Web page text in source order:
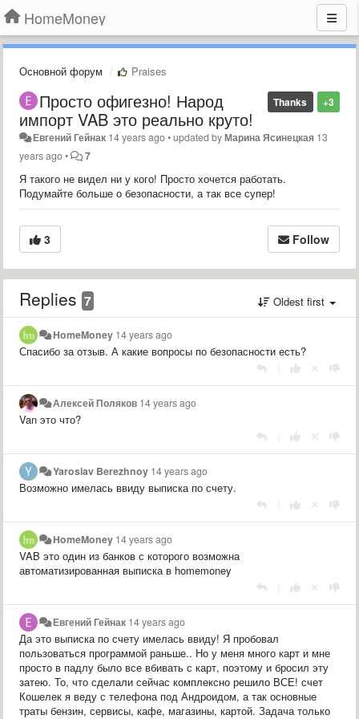
HomeMoney
Основной форум Praises
+3
Thanks
Просто офигезно! Народ
импорт VAB это реально круто!
Евгений Гейнак 14 years ago•updated byМарина Ясинецкая 13
years ago• 7
Я такого не видел ни у кого! Просто хочется работать.
Подумайте больше о безопасности, а так все супер!
3 Follow
Replies 7 Oldest first
HomeMoney 14 years ago
Спасибо за отзыв. А какие вопросы по безопасности есть?
Алексей Поляков 14 years ago
Van это что?
Yaroslav Berezhnoy 14 years ago
Возможно имелась ввиду выписка по счету.
HomeMoney 14 years ago
VAB это один из банков с которого возможна
автоматизированная выписка в homemoney
Евгений Гейнак 14 years ago
Да это выписка по счету имелась ввиду! Я пробовал
пользоваться программой раньше.. Но у меня много карт и мне
просто в падлу было все вбивать с карт, поэтому и бросил эту
затею. То, что сделали сейчас комплексно решило ВСЕ! счет
Кошелек я веду с телефона под Андроидом, а так основные
траты бензин, сервисы, кафе, магазины, картой. Задача только